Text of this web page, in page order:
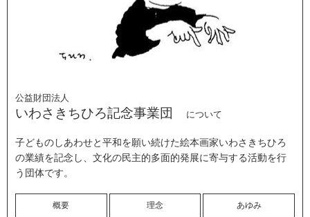
公益財団法人
いわさきちひろ記念事業団 について
子どものしあわせと平和を願い続けた絵本画家いわさきちひろ
の業績を記念し、文化の民主的多面的発展に寄与する活動を行
う団体です。
概要 理念 あゆみ